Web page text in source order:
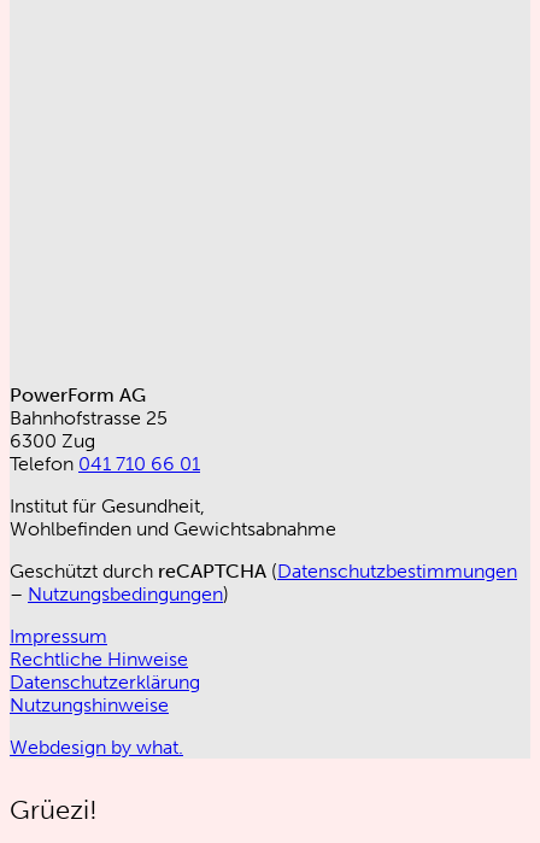
PowerForm AG
Bahnhofstrasse 25
6300 Zug
Telefon 041 710 66 01
Institut für Gesundheit,
Wohlbefinden und Gewichtsabnahme
Geschützt durch reCAPTCHA (Datenschutzbestimmungen
– Nutzungsbedingungen)
Impressum
Rechtliche Hinweise
Datenschutzerklärung
Nutzungshinweise
Webdesign by what.
Grüezi!